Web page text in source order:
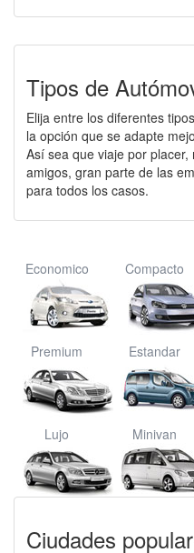
Tipos de
Elija entre los diferentes
la opción que se adapte
Así sea que viaje por
amigos, gran parte de las
para todos los casos.
Economico Compacto
Premium Estandar
Lujo Minivan
Ciudades